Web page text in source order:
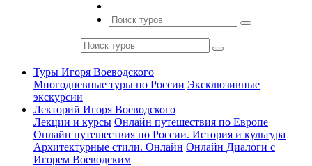
Туры Игоря Воеводского
Многодневные туры по России Эксклюзивные
экскурсии
Лекторий Игоря Воеводского
Лекции и курсы Онлайн путешествия по Европе
Онлайн путешествия по России. История и культура
Архитектурные стили. Онлайн Онлайн Диалоги с
Игорем Воеводским